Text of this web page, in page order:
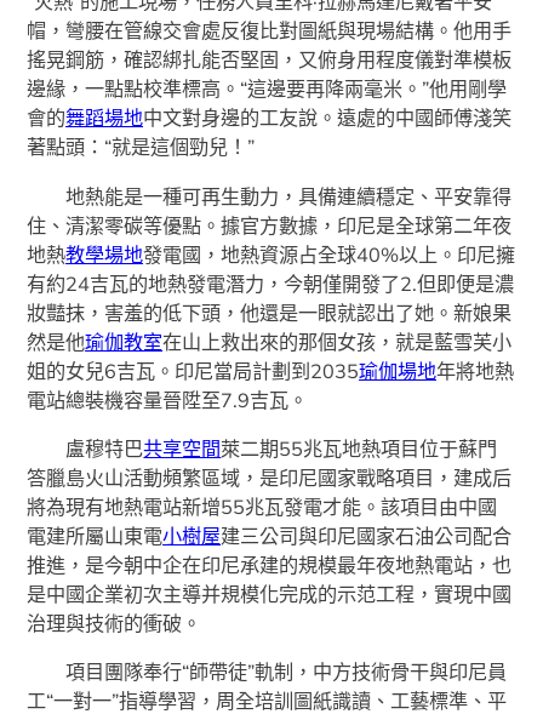
帽，彎腰在管線交會處反復比對圖紙與現場結構。他用手
搖晃鋼筋，確認綁扎能否堅固，又俯身用程度儀對準模板
邊緣，一點點校準標高。“這邊要再降兩毫米。”他用剛學
會的舞蹈場地中文對身邊的工友說。遠處的中國師傅淺笑
著點頭：“就是這個勁兒！”
地熱能是一種可再生動力，具備連續穩定、平安靠得
住、清潔零碳等優點。據官方數據，印尼是全球第二年夜
地熱教學場地發電國，地熱資源占全球40%以上。印尼擁
有約24吉瓦的地熱發電潛力，今朝僅開發了2.但即便是濃
妝豔抹，害羞的低下頭，他還是一眼就認出了她。新娘果
然是他瑜伽教室在山上救出來的那個女孩，就是藍雪芙小
姐的女兒6吉瓦。印尼當局計劃到2035瑜伽場地年將地熱
電站總裝機容量晉陞至7.9吉瓦。
盧穆特巴共享空間萊二期55兆瓦地熱項目位于蘇門
答臘島火山活動頻繁區域，是印尼國家戰略項目，建成后
將為現有地熱電站新增55兆瓦發電才能。該項目由中國
電建所屬山東電小樹屋建三公司與印尼國家石油公司配合
推進，是今朝中企在印尼承建的規模最年夜地熱電站，也
是中國企業初次主導并規模化完成的示范工程，實現中國
治理與技術的衝破。
項目團隊奉行“師帶徒”軌制，中方技術骨干與印尼員
工“一對一”指導學習，周全培訓圖紙識讀、工藝標準、平